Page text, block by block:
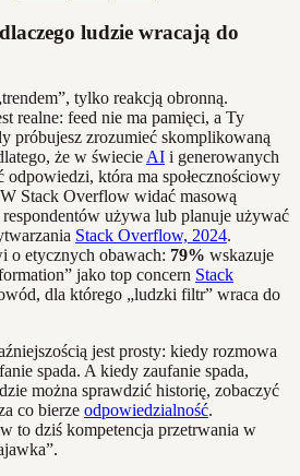
ludzie wracają do
tylko reakcją obronną.
realne: feed nie ma pamięci, a Ty
próbujesz zrozumieć skomplikowaną
że w świecie AI i generowanych
która ma społecznościowy
Stack Overflow widać masową
respondentów używa lub planuje używać
Stack Overflow, 2024.
o etycznych obawach: 79% wskazuje
jako top concern Stack
dla którego „ludzki filtr” wraca do
jest prosty: kiedy rozmowa
spada. A kiedy zaufanie spada,
można sprawdzić historię, zobaczyć
co bierze odpowiedzialność.
to dziś kompetencja przetrwania w